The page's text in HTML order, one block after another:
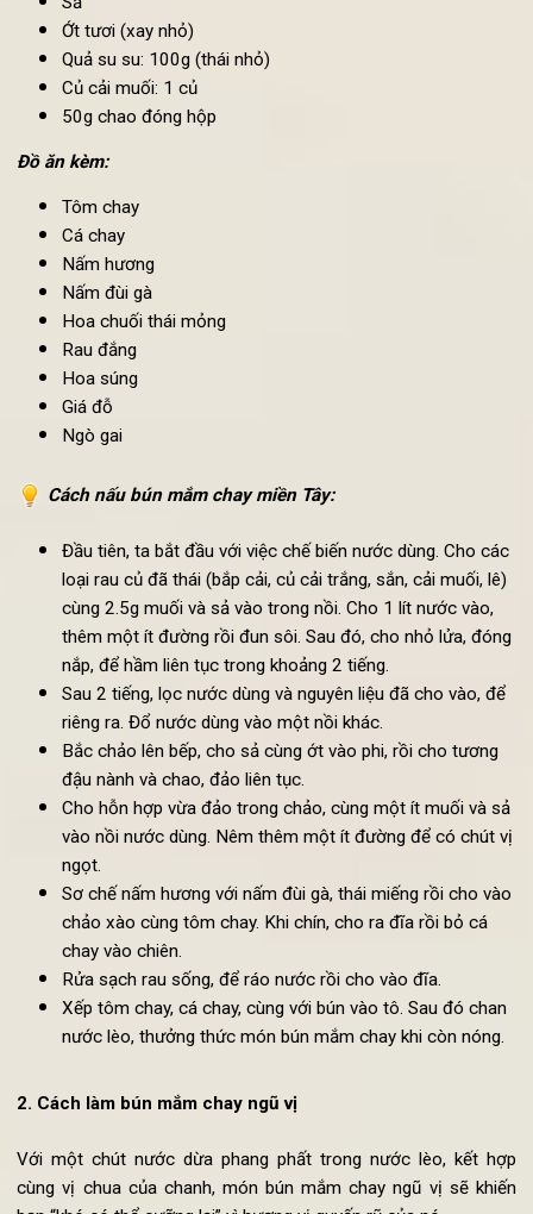
Củ sắn: 1 củ (rửa sach, bổ đổi)
1 quả lê (gọt vỏ, bổ đôi)
Xì dầu hoặc tương đậu nành: 40ml
Sả
Quả su su: 100g (thái nhỏ)
Củ cải muối: 1 củ
50g chao đóng hộp
Đồ ăn kèm:
Tôm chay
Cá chay
Nấm hương
Nấm đùi gà
Hoa chuối thái mỏng
Hoa súng
Ngò gai
Cách nấu bún mắm chay miền Tây:
Đầu tiên, ta bắt đầu với việc chế biến nước dùng. Cho
loại rau củ đã thái (bắp cải, củ cải trắng, sắn, cải muối, lê)
cùng 2.5g muối và sả vào trong nồi. Cho 1 lít nước vào,
thêm một ít đường rồi đun sôi. Sau đó, cho nhỏ lửa,
nắp, để hầm liên tục trong khoảng 2 tiếng.
Sau 2 tiếng, lọc nước dùng và nguyên liệu đã cho vào, để
riêng ra. Đổ nước dùng vào một nồi khác.
Bắc chảo lên bếp, cho sả cùng ớt vào phi, rồi cho tương
đậu nành và chao, đảo liên tục.
Cho hỗn hợp vừa đảo trong chảo, cùng một ít muối và
vào nồi nước dùng. Nêm thêm một ít đường để có chút
ngọt.
Sơ chế nấm hương với nấm đùi gà, thái miếng rồi cho
chay vào chiên.
Xếp tôm chay, cá chay, cùng với bún vào tô. Sau đó chan
nước lèo, thưởng thức món bún mắm chay khi còn nóng.